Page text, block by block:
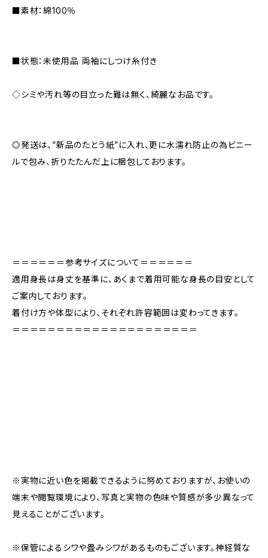
■素材：綿100％
■状態：未使用品 両袖にしつけ糸付き
◇シミや汚れ等の目立った難は無く、綺麗なお品です。
◎発送は、”新品のたとう紙”に入れ、更に水濡れ防止の為ビニー
ルで包み、折りたたんだ上に梱包しております。
＝＝＝＝＝＝参考サイズについて＝＝＝＝＝＝
適用身長は身丈を基準に、あくまで着用可能な身長の目安として
ご案内しております。
着付け方や体型により、それぞれ許容範囲は変わってきます。
＝＝＝＝＝＝＝＝＝＝＝＝＝＝＝＝＝＝＝＝＝
※実物に近い色を掲載できるように努めておりますが、お使いの
端末や閲覧環境により、写真と実物の色味や質感が多少異なって
見えることがございます。
※保管によるシワや畳みシワがあるものもございます。神経質な